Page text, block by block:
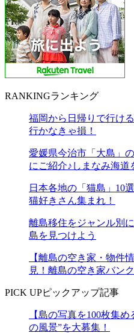
RANKINGランキング
福岡から日帰りで行け
行かなきゃ損！
愛媛県今治市「大島」
にご紹介♪しまなみ海道
日本各地の「猫島」10
猫好きさん集まれ！
離島移住をジャンル別
島を見つけよう
【離島の空き家・物件
見！離島の空き家バン
PICK UPピックアップ記事
【島の写真を100枚集
の風景”を大募集！